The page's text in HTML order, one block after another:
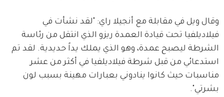
وقال ويل في مقابلة مع أنجيلا راي: "لقد نشأت في
فيلاديلفيا تحت قيادة العمدة ريزو الذي انتقل من رئاسة
الشرطة ليصبح عمدة، وهو الذي يملك يداً حديدية. لقد تم
استدعائي من قبل شرطة فيلاديلفيا في أكثر من عشر
مناسبات حيث كانوا ينادوني بعبارات مهينة بسبب لون
بشرتي".